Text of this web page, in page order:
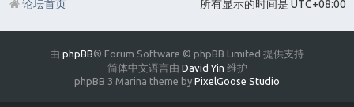
所有显示的时间是 UTC+08:00
论坛首页
由 phpBB® Forum Software © phpBB Limited 提供支持
简体中文语言由 David Yin 维护
phpBB 3 Marina theme by PixelGoose Studio